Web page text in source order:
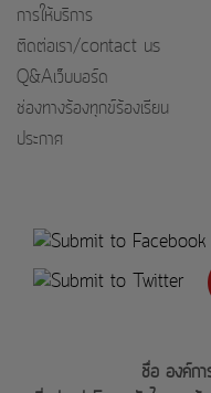
การให้บริการ
ติดต่อเรา/contact us
Q&Aเว็บบอร์ด
ช่องทางร้องทุกข์ร้องเรียน
ประกาศ
ชื่อ องค์กา